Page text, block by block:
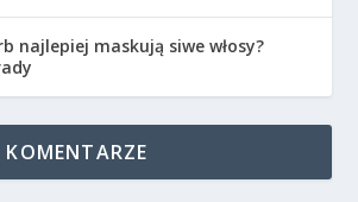
najlepiej maskują siwe włosy?
KOMENTARZE